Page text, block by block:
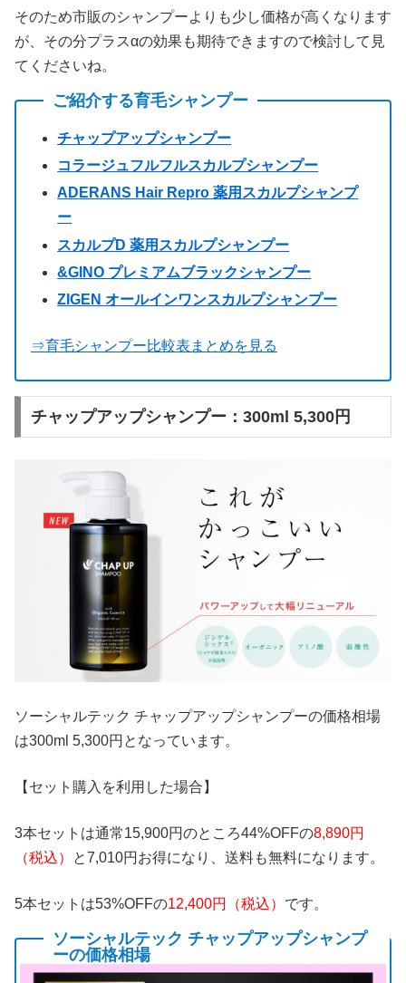
そのため市販のシャンプーよりも少し価格が高くなります
が、その分プラスαの効果も期待できますので検討して見
てくださいね。
ご紹介する育毛シャンプー
チャップアップシャンプー
コラージュフルフルスカルプシャンプー
ADERANS Hair Repro 薬用スカルプシャンプ
ー
スカルプD 薬用スカルプシャンプー
&GINO プレミアムブラックシャンプー
ZIGEN オールインワンスカルプシャンプー
⇒育毛シャンプー比較表まとめを見る
チャップアップシャンプー：300ml 5,300円
ソーシャルテック チャップアップシャンプーの価格相場
は300ml 5,300円となっています。
【セット購入を利用した場合】
3本セットは通常15,900円のところ44%OFFの8,890円
（税込）
と7,010円お得になり、送料も無料になります。
5本セットは53%OFFの12,400円（税込） です。
ソーシャルテック チャップアップシャンプ
ーの価格相場